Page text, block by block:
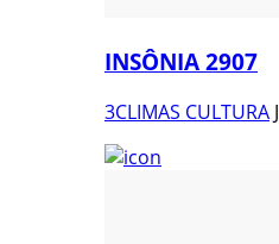
INSÔNIA 2907
3CLIMAS CULTURA